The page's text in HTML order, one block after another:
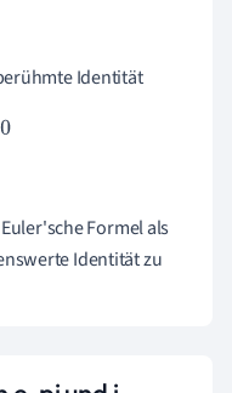
Identität
Formel als
Identität zu